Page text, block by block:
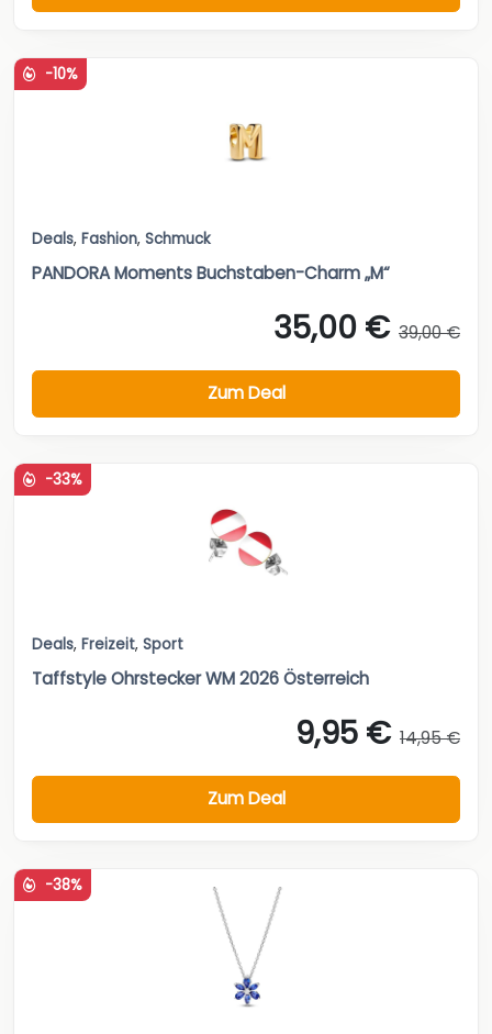
-10%
Deals, Fashion, Schmuck
PANDORA Moments Buchstaben-Charm „M“
35,00 € 39,00 €
Zum Deal
-33%
Deals, Freizeit, Sport
Taffstyle Ohrstecker WM 2026 Österreich
9,95 € 14,95 €
Zum Deal
-38%